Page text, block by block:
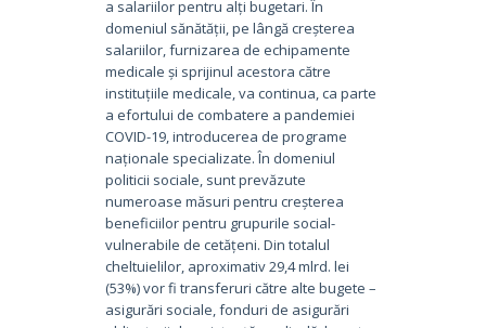
a salariilor pentru alți bugetari. În
domeniul sănătății, pe lângă creșterea
salariilor, furnizarea de echipamente
medicale și sprijinul acestora către
instituțiile medicale, va continua, ca parte
a efortului de combatere a pandemiei
COVID-19, introducerea de programe
naționale specializate. În domeniul
politicii sociale, sunt prevăzute
numeroase măsuri pentru creșterea
beneficiilor pentru grupurile social-
vulnerabile de cetățeni. Din totalul
cheltuielilor, aproximativ 29,4 mlrd. lei
(53%) vor fi transferuri către alte bugete –
asigurări sociale, fonduri de asigurări